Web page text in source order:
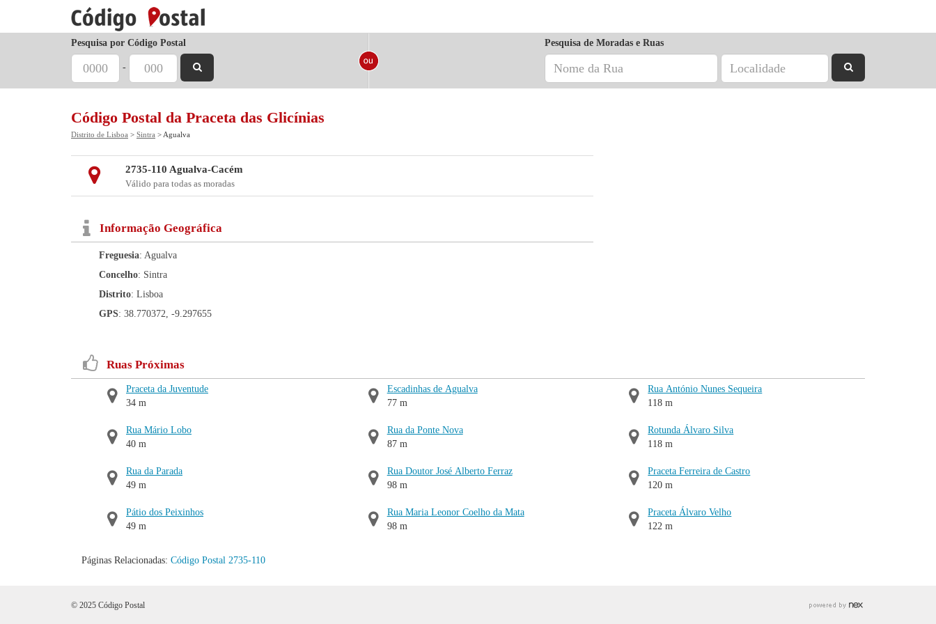
Pesquisa por Código Postal
-
Pesquisa de Moradas e Ruas
Código Postal da Praceta das Glicínias
Distrito de Lisboa > Sintra > Agualva
2735-110 Agualva-Cacém
Válido para todas as moradas
Informação Geográfica
Freguesia: Agualva
Concelho: Sintra
Distrito: Lisboa
GPS: 38.770372, -9.297655
Ruas Próximas
Praceta da Juventude
34 m
Rua Mário Lobo
40 m
Rua da Parada
49 m
Pátio dos Peixinhos
49 m
Escadinhas de Agualva
77 m
Rua da Ponte Nova
87 m
Rua Doutor José Alberto Ferraz
98 m
Rua Maria Leonor Coelho da Mata
98 m
Rua António Nunes Sequeira
118 m
Rotunda Álvaro Silva
118 m
Praceta Ferreira de Castro
120 m
Praceta Álvaro Velho
122 m
Páginas Relacionadas: Código Postal 2735-110
© 2025 Código Postal